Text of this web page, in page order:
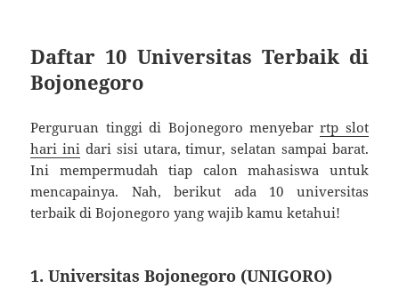
Daftar 10 Universitas Terbaik di
Bojonegoro
Perguruan tinggi di Bojonegoro menyebarrtp slot
hari ini dari sisi utara, timur, selatan sampai barat.
Ini mempermudah tiap calon mahasiswa untuk
mencapainya. Nah, berikut ada 10 universitas
terbaik di Bojonegoro yang wajib kamu ketahui!
1. Universitas Bojonegoro (UNIGORO)